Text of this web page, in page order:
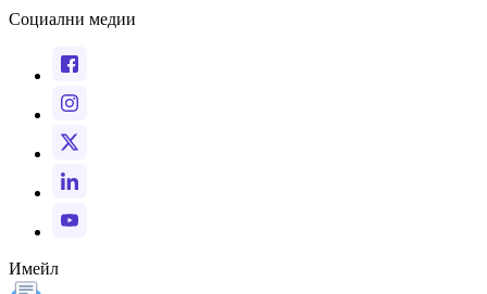
Социални медии
Имейл